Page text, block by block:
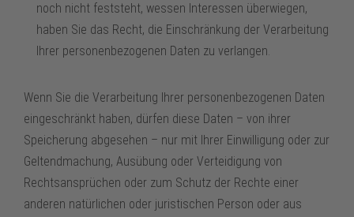
noch nicht feststeht, wessen Interessen überwiegen,
haben Sie das Recht, die Einschränkung der Verarbeitung
Ihrer personenbezogenen Daten zu verlangen.
Wenn Sie die Verarbeitung Ihrer personenbezogenen Daten
eingeschränkt haben, dürfen diese Daten – von ihrer
Speicherung abgesehen – nur mit Ihrer Einwilligung oder zur
Geltendmachung, Ausübung oder Verteidigung von
Rechtsansprüchen oder zum Schutz der Rechte einer
anderen natürlichen oder juristischen Person oder aus